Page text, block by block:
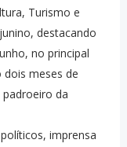
Turismo e
destacando
no principal
meses de
da
imprensa